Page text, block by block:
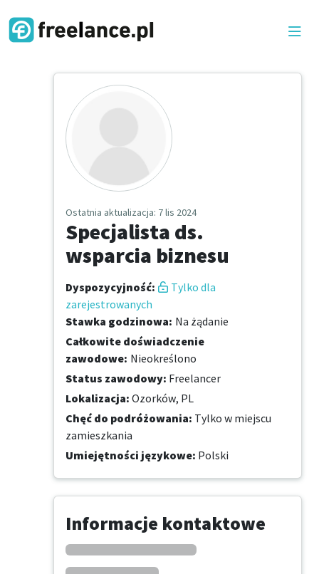
Ostatnia aktualizacja: 7 lis 2024
Specjalista ds.
wsparcia biznesu
Dyspozycyjność:
Tylko dla
zarejestrowanych
Stawka godzinowa: Na żądanie
Całkowite doświadczenie
zawodowe: Nieokreślono
Status zawodowy: Freelancer
Lokalizacja: Ozorków, PL
Chęć do podróżowania: Tylko w miejscu
zamieszkania
Umiejętności językowe: Polski
Informacje kontaktowe